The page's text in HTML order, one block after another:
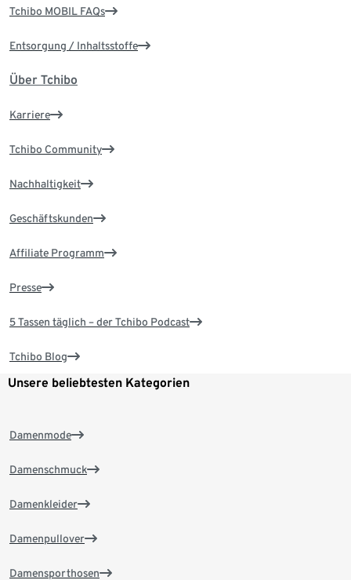
Tchibo MOBIL FAQs
Entsorgung / Inhaltsstoffe
Über Tchibo
Karriere
Tchibo Community
Nachhaltigkeit
Geschäftskunden
Affiliate Programm
Presse
5 Tassen täglich – der Tchibo Podcast
Tchibo Blog
Unsere beliebtesten Kategorien
Damenmode
Damenschmuck
Damenkleider
Damenpullover
Damensporthosen